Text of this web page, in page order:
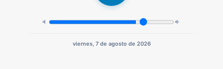
viernes, 7 de agosto de 2026